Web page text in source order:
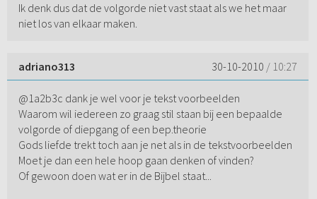
Ik denk dus dat de volgorde niet vast staat als we het maar
niet los van elkaar maken.
adriano313 30-10-2010 / 10:27
@1a2b3c dank je wel voor je tekst voorbeelden
Waarom wil iedereen zo graag stil staan bij een bepaalde
volgorde of diepgang of een bep.theorie
Gods liefde trekt toch aan je net als in de tekstvoorbeelden
Moet je dan een hele hoop gaan denken of vinden?
Of gewoon doen wat er in de Bijbel staat...